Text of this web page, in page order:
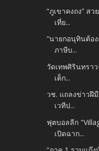
“ภูเขาคงถง” ส
เที่ย...
“นายกอนุทินต้อ
ภาษีบ...
วัดเทพศิรินทรา
เต็ก...
วช. แถลงข่าวฝี
เวทีป...
ฟุตบอลลีก
เปิดฉาก...